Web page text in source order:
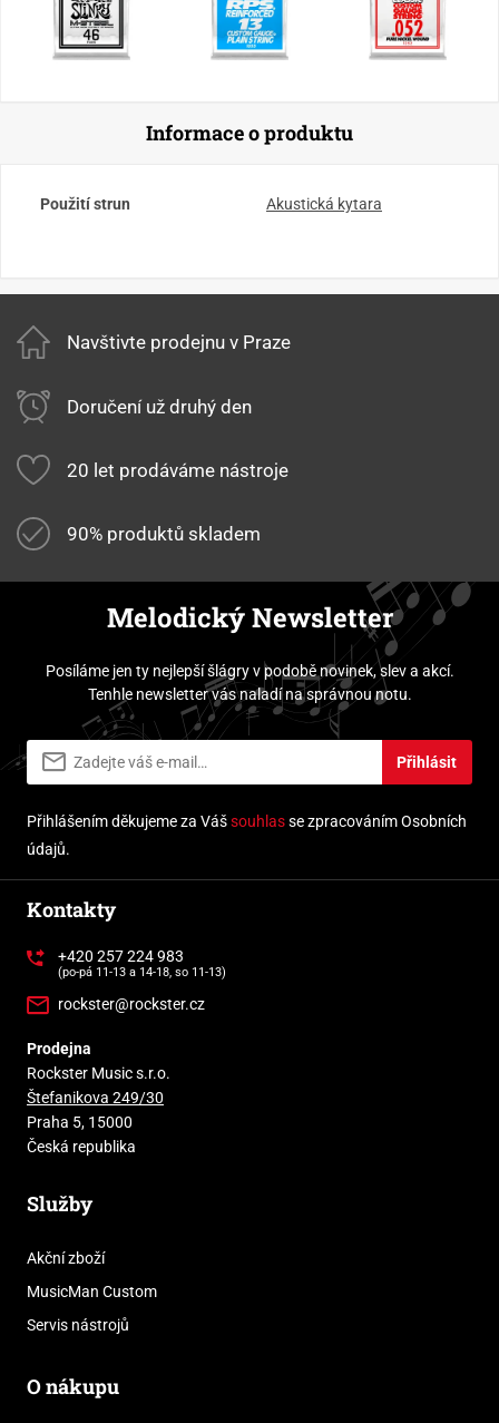
Informace o produktu
Použití strun Akustická kytara
Navštivte prodejnu v Praze
Doručení už druhý den
20 let prodáváme nástroje
90% produktů skladem
Melodický Newsletter
Posíláme jen ty nejlepší šlágry v podobě novinek, slev a akcí.
Tenhle newsletter vás naladí na správnou notu.
Přihlásit
Přihlášením děkujeme za Vášsouhlasse zpracováním Osobních
údajů.
Kontakty
+420 257 224 983
(po-pá 11-13 a 14-18, so 11-13)
rockster@rockster.cz
Prodejna
Rockster Music s.r.o.
Štefanikova 249/30
Praha 5, 15000
Česká republika
Služby
Akční zboží
MusicMan Custom
Servis nástrojů
O nákupu